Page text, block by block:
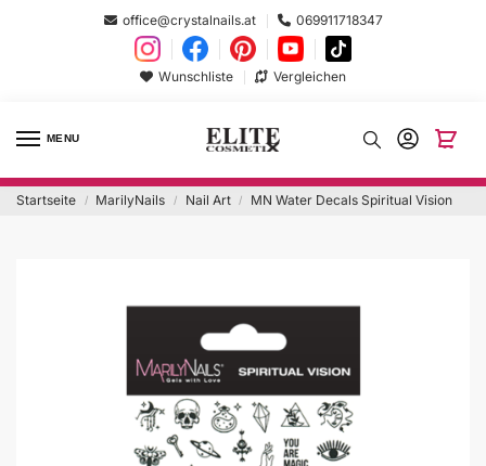
office@crystalnails.at 069911718347
Wunschliste Vergleichen
MENU
Startseite / MarilyNails / Nail Art / MN Water Decals Spiritual Vision